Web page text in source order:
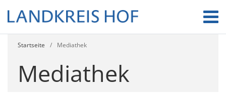
Startseite / Mediathek
Mediathek